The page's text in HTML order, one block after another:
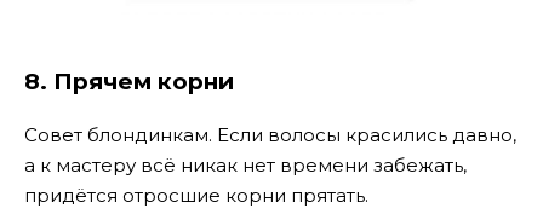
8. Прячем корни
Совет блондинкам. Если волосы красились давно,
а к мастеру всё никак нет времени забежать,
придётся отросшие корни прятать.